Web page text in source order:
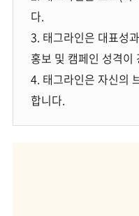
다.
3. 태그라인은 대표성
홍보 및 캠페인 성격이
4. 태그라인은 자신의
합니다.